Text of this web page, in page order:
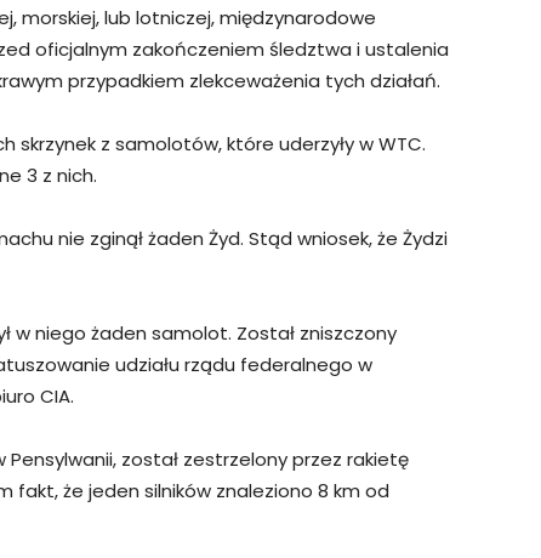
morskiej, lub lotniczej, międzynarodowe
oficjalnym zakończeniem śledztwa i ustalenia
przypadkiem zlekceważenia tych działań.
skrzynek z samolotów, które uderzyły w WTC.
3 z nich.
nie zginął żaden Żyd. Stąd wniosek, że Żydzi
w niego żaden samolot. Został zniszczony
udziału rządu federalnego w
CIA.
został zestrzelony przez rakietę
fakt, że jeden silników znaleziono 8 km od